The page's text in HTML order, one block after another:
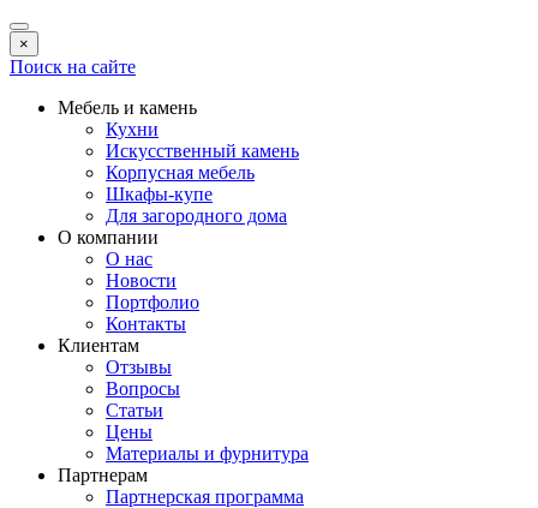
×
Поиск на сайте
Мебель и камень
Кухни
Искусственный камень
Корпусная мебель
Шкафы-купе
Для загородного дома
О компании
О нас
Новости
Портфолио
Контакты
Клиентам
Отзывы
Вопросы
Статьи
Цены
Материалы и фурнитура
Партнерам
Партнерская программа